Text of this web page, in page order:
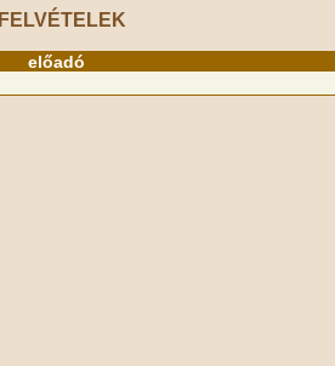
FELVÉTELEK
előadó